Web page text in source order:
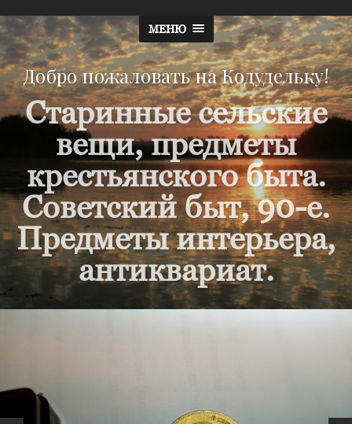
МЕНЮ
Добро пожаловать на Кодудельку!
Старинные сельские
вещи, предметы
крестьянского быта.
Советский быт, 90-е.
Предметы интерьера,
антиквариат.